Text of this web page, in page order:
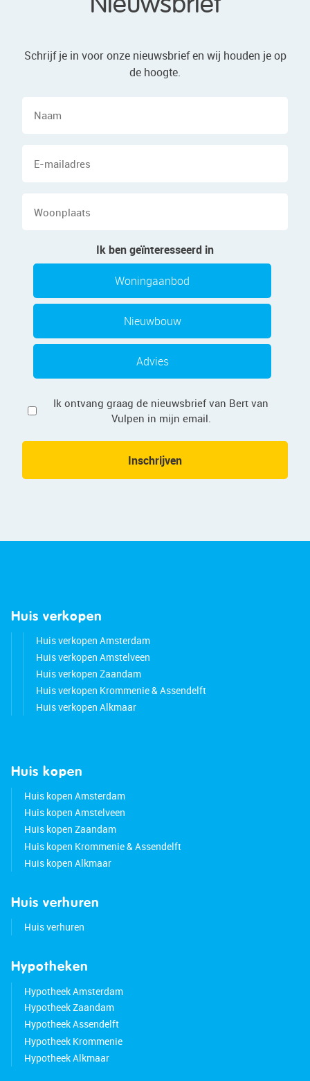
Schrijf je in voor onze nieuwsbrief en wij houden je op
de hoogte.
Ik ben geïnteresseerd in
Woningaanbod
Nieuwbouw
Advies
Privacy
Ik ontvang graag de nieuwsbrief van Bert van
Vulpen in mijn email.
Inschrijven
Huis verkopen
Huis verkopen Amsterdam
Huis verkopen Amstelveen
Huis verkopen Zaandam
Huis verkopen Krommenie & Assendelft
Huis verkopen Alkmaar
Huis kopen
Huis kopen Amsterdam
Huis kopen Amstelveen
Huis kopen Zaandam
Huis kopen Krommenie & Assendelft
Huis kopen Alkmaar
Huis verhuren
Huis verhuren
Hypotheken
Hypotheek Amsterdam
Hypotheek Zaandam
Hypotheek Assendelft
Hypotheek Krommenie
Hypotheek Alkmaar